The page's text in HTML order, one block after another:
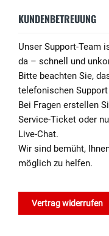
KUNDENBETREUUNG
Unser Support-Team
da – schnell und
Bitte beachten Sie,
telefonischen
Bei Fragen erstellen
Service-Ticket oder
Live-Chat.
Wir sind bemüht,
möglich zu helfen.
Vertrag widerrufen